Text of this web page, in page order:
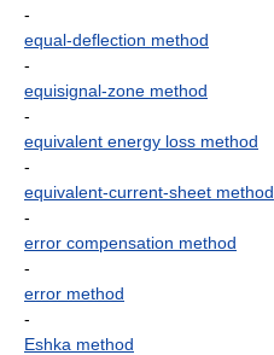
-
equal-deflection method
-
equisignal-zone method
-
equivalent energy loss method
-
equivalent-current-sheet method
-
error compensation method
-
error method
-
Eshka method